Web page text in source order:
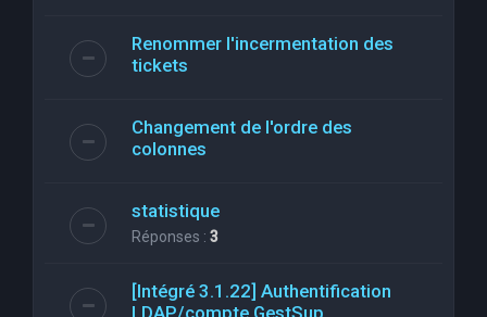
Renommer l'incermentation des
tickets
Changement de l'ordre des
colonnes
statistique
Réponses : 3
[Intégré 3.1.22] Authentification
LDAP/compte GestSup